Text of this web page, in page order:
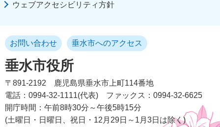
ウェブアクセシビリティ方針
垂水市役所
お問い合わせ 垂水市へのアクセス
〒891-2192
鹿児島県垂水市上町114番地
電話：0994-32-1111(代表)
ファックス：0994-32-6625
開庁時間：午前8時30分～午後5時15分
(土曜日・日曜日、祝日・12月29日～1月3日は除く)